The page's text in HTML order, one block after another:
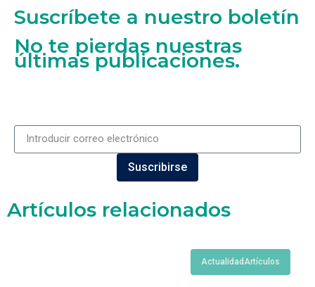
Suscríbete a nuestro boletín
No te pierdas nuestras
últimas publicaciones.
Suscribirse
Artículos relacionados
Actualidad Artículos